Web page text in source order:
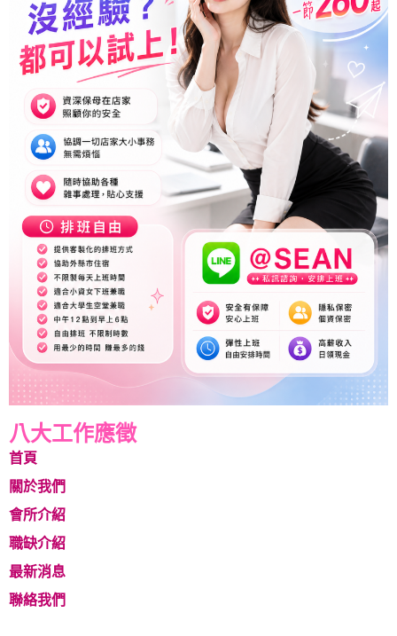
八大工作應徵
首頁
關於我們
會所介紹
職缺介紹
最新消息
聯絡我們